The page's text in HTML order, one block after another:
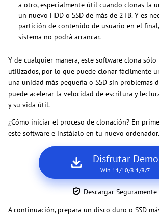
a otro, especialmente útil cuando clonas la
un nuevo HDD o SSD de más de 2TB. Y es
partición de contenido de usuario en el
sistema no podrá arrancar.
Y de cualquier manera, este software clona sólo
utilizados, por lo que puede clonar fácilmente
una unidad más pequeña o SSD sin problemas
puede acelerar la velocidad de escritura y
y su vida útil.
¿Cómo iniciar el proceso de clonación? En
este software e instálalo en tu nuevo ordenador.
Disfrutar Demo
Win 11/10/8.1/8/7
Descargar Seguramente
A continuación, prepara un disco duro o SSD